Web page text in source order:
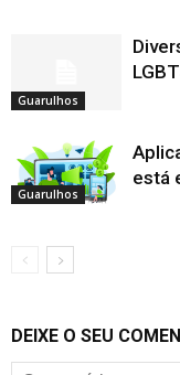
Guarulhos
Guarulhos
está
DEIXE O SEU